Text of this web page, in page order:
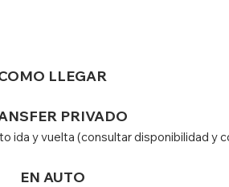
LLEGAR
PRIVADO
ida y vuelta (consultar disponibilidad y
EN AUTO